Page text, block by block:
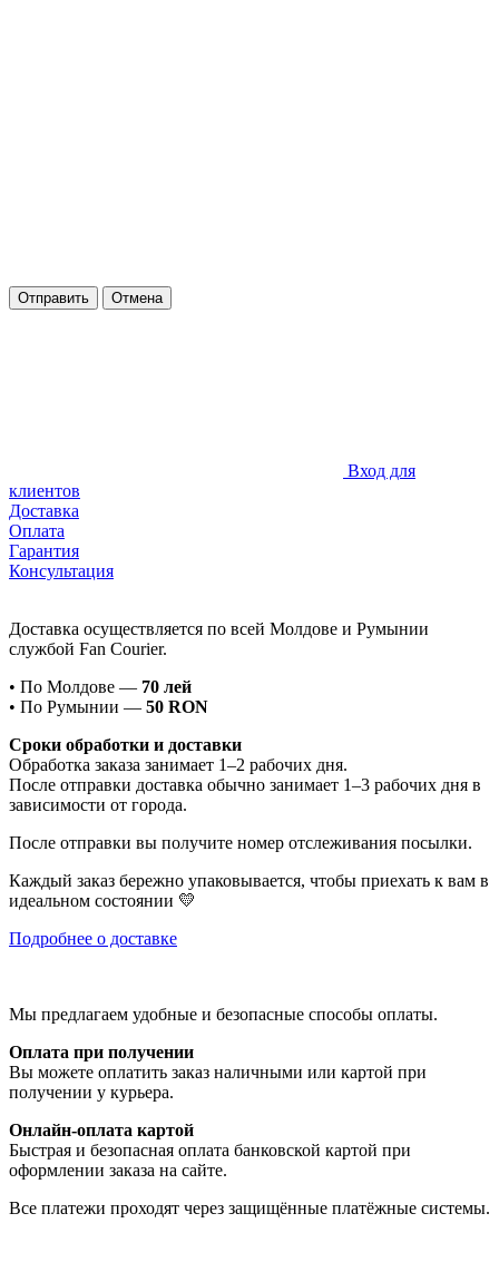
Отправить Отмена
Вход для
клиентов
Доставка
Оплата
Гарантия
Консультация
Доставка осуществляется по всей Молдове и Румынии
службой Fan Courier.
• По Молдове — 70 лей
• По Румынии — 50 RON
Сроки обработки и доставки
Обработка заказа занимает 1–2 рабочих дня.
После отправки доставка обычно занимает 1–3 рабочих дня в
зависимости от города.
После отправки вы получите номер отслеживания посылки.
Каждый заказ бережно упаковывается, чтобы приехать к вам в
идеальном состоянии 💛
Подробнее о доставке
Мы предлагаем удобные и безопасные способы оплаты.
Оплата при получении
Вы можете оплатить заказ наличными или картой при
получении у курьера.
Онлайн-оплата картой
Быстрая и безопасная оплата банковской картой при
оформлении заказа на сайте.
Все платежи проходят через защищённые платёжные системы.